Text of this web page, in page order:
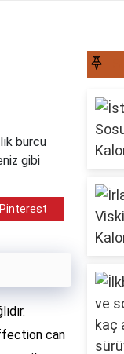
burcu
gibi
Pinterest
can